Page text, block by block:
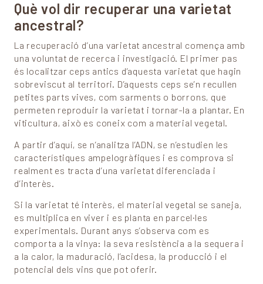
Què vol dir recuperar una varietat
ancestral?
La recuperació d’una varietat ancestral comença amb
una voluntat de recerca i investigació. El primer pas
és localitzar ceps antics d’aquesta varietat que hagin
sobreviscut al territori. D’aquests ceps se’n recullen
petites parts vives, com sarments o borrons, que
permeten reproduir la varietat i tornar-la a plantar. En
viticultura, això es coneix com a material vegetal.
A partir d’aquí, se n’analitza l’ADN, se n’estudien les
característiques ampelogràfiques i es comprova si
realment es tracta d’una varietat diferenciada i
d’interès.
Si la varietat té interès, el material vegetal se saneja,
es multiplica en viver i es planta en parcel·les
experimentals. Durant anys s’observa com es
comporta a la vinya: la seva resistència a la sequera i
a la calor, la maduració, l’acidesa, la producció i el
potencial dels vins que pot oferir.